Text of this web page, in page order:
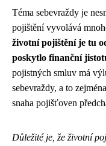
Téma sebevraždy je
pojištění vyvolává
životní pojištění je tu
poskytlo finanční
pojistných smluv má
sebevraždy, a to
snaha pojišťoven
Důležité je, že životní